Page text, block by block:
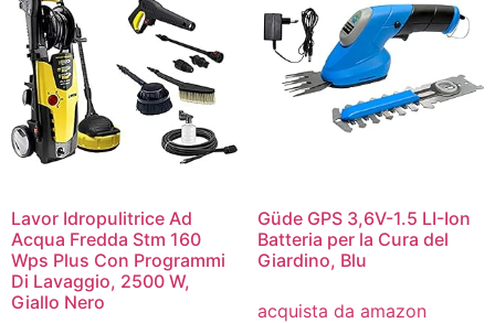
Lavor Idropulitrice Ad
Acqua Fredda Stm 160
Wps Plus Con Programmi
Di Lavaggio, 2500 W,
Giallo Nero
Güde GPS 3,6V-1.5 LI-Ion
Batteria per la Cura del
Giardino, Blu
acquista da amazon